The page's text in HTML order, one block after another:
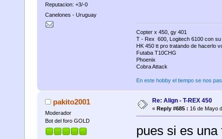
Reputacion: +3/-0
Canelones - Uruguay
Copter x 450, gy 401
T - Rex 600, Logitech 6100 con
HK 450 tt pro tratando de hacerlo
Futaba T10CHG
Phoenix
Cobra Attack
En este hobby el tiempo se nos
pakito2001
Moderador
Bot del foro GOLD
Re: Align - T-REX 450
« Reply #685 : 16 de Mayo
pues si es